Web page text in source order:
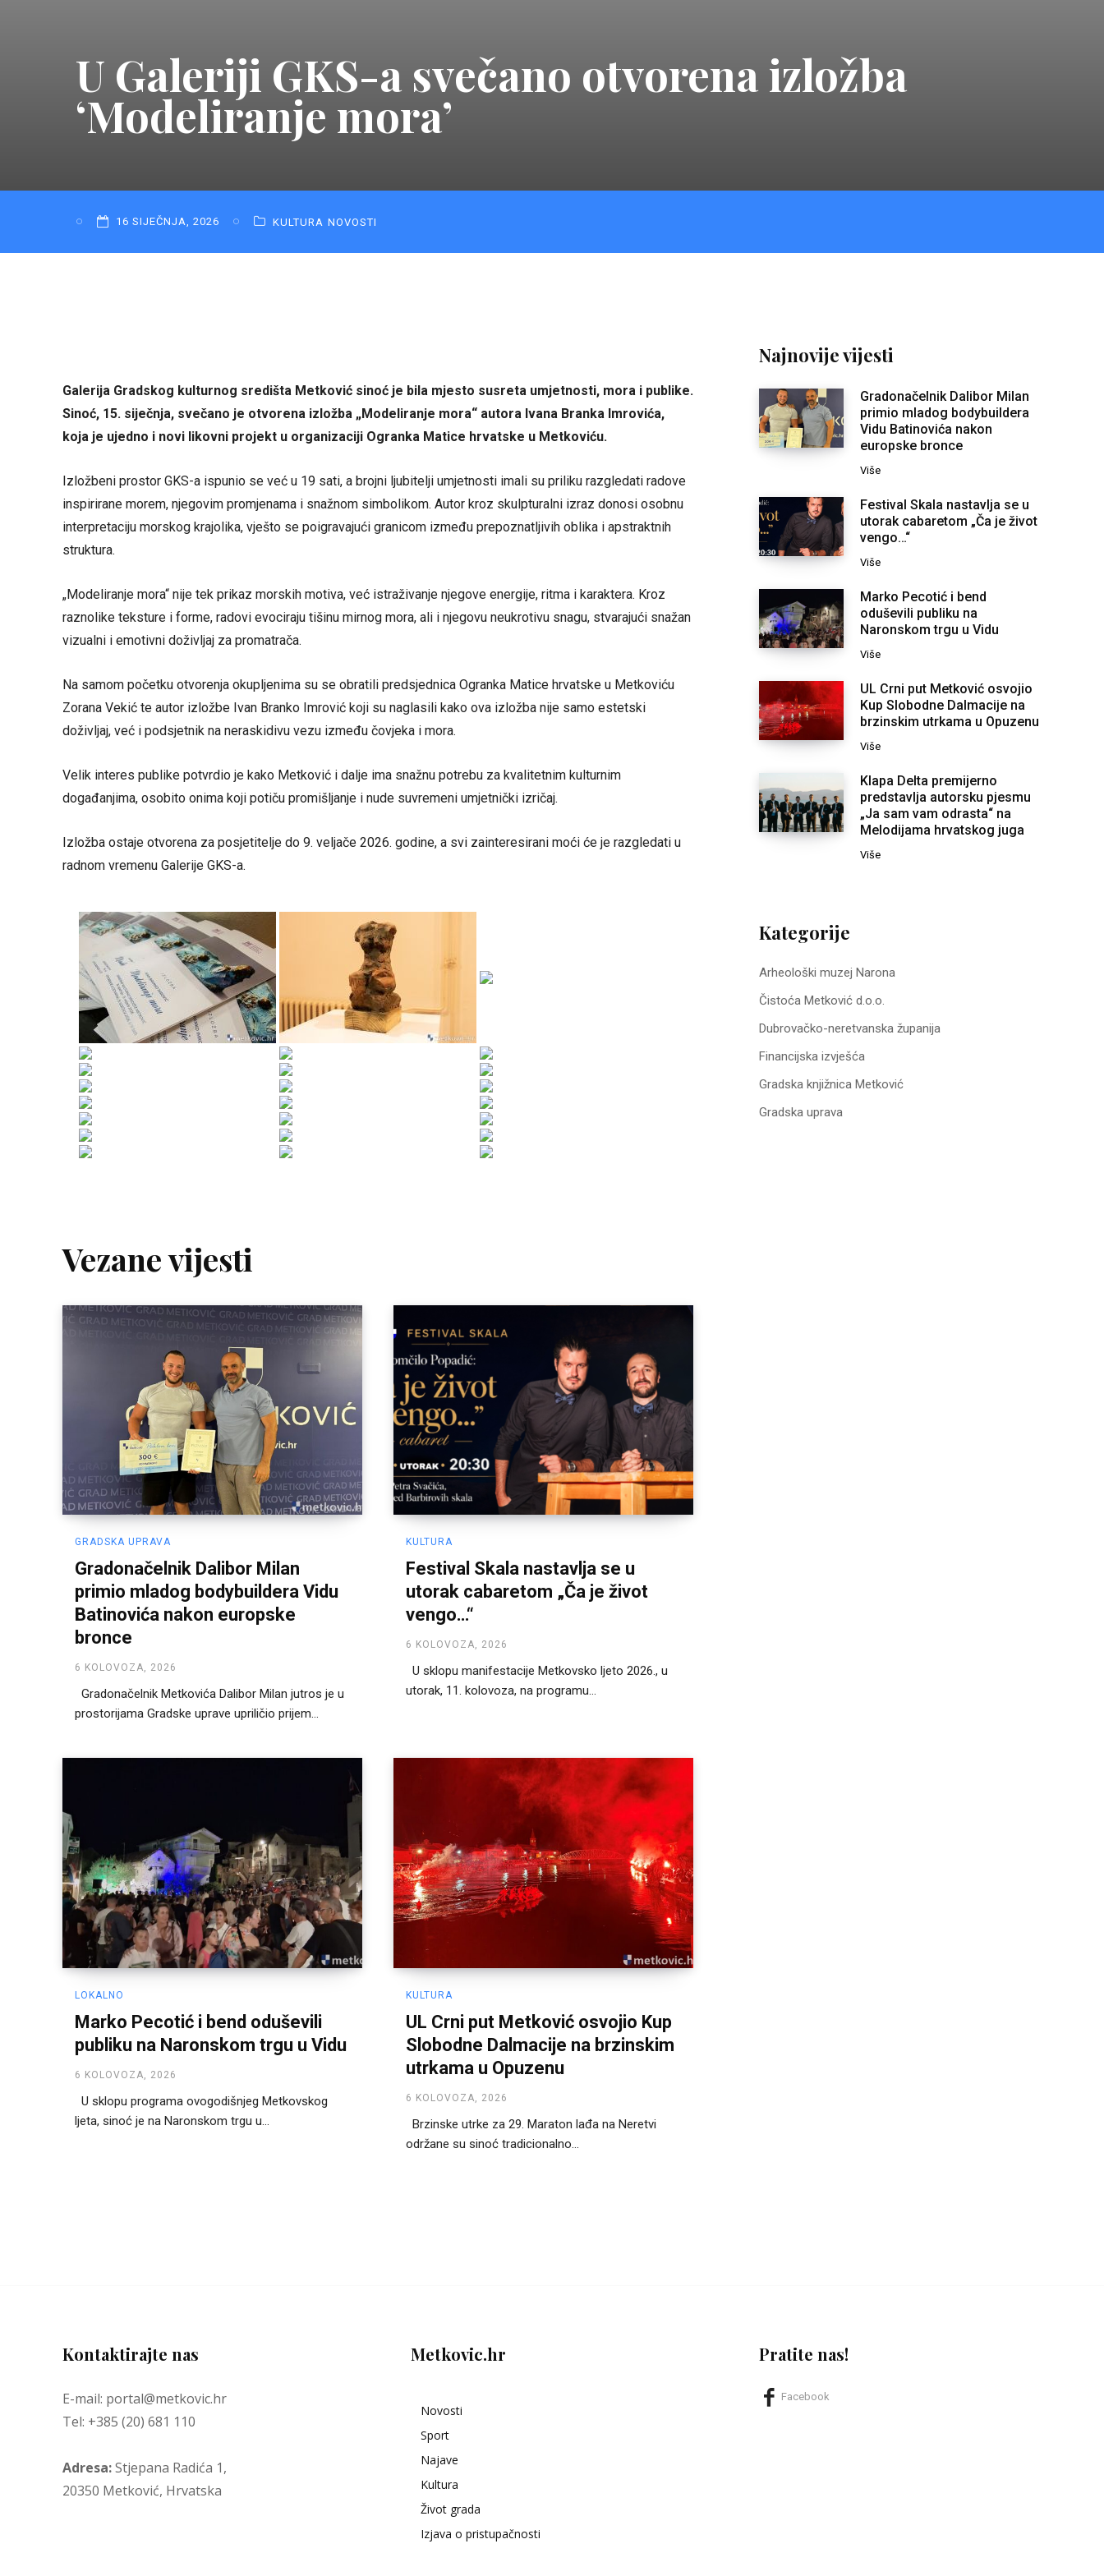
U Galeriji GKS-a svečano otvorena izložba
‘Modeliranje mora’
16 SIJEČNJA, 2026 KULTURA NOVOSTI
Galerija Gradskog kulturnog središta Metković sinoć je bila mjesto susreta umjetnosti, mora i publike.
Sinoć, 15. siječnja, svečano je otvorena izložba „Modeliranje mora“ autora Ivana Branka Imrovića,
koja je ujedno i novi likovni projekt u organizaciji Ogranka Matice hrvatske u Metkoviću.
Izložbeni prostor GKS-a ispunio se već u 19 sati, a brojni ljubitelji umjetnosti imali su priliku razgledati radove
inspirirane morem, njegovim promjenama i snažnom simbolikom. Autor kroz skulpturalni izraz donosi osobnu
interpretaciju morskog krajolika, vješto se poigravajući granicom između prepoznatljivih oblika i apstraktnih
struktura.
„Modeliranje mora“ nije tek prikaz morskih motiva, već istraživanje njegove energije, ritma i karaktera. Kroz
raznolike teksture i forme, radovi evociraju tišinu mirnog mora, ali i njegovu neukrotivu snagu, stvarajući snažan
vizualni i emotivni doživljaj za promatrača.
Na samom početku otvorenja okupljenima su se obratili predsjednica Ogranka Matice hrvatske u Metkoviću
Zorana Vekić te autor izložbe Ivan Branko Imrović koji su naglasili kako ova izložba nije samo estetski
doživljaj, već i podsjetnik na neraskidivu vezu između čovjeka i mora.
Velik interes publike potvrdio je kako Metković i dalje ima snažnu potrebu za kvalitetnim kulturnim
događanjima, osobito onima koji potiču promišljanje i nude suvremeni umjetnički izričaj.
Izložba ostaje otvorena za posjetitelje do 9. veljače 2026. godine, a svi zainteresirani moći će je razgledati u
radnom vremenu Galerije GKS-a.
Vezane vijesti
GRADSKA UPRAVA
Gradonačelnik Dalibor Milan
primio mladog bodybuildera Vidu
Batinovića nakon europske
bronce
6 KOLOVOZA, 2026
Gradonačelnik Metkovića Dalibor Milan jutros je u
prostorijama Gradske uprave upriličio prijem...
KULTURA
Festival Skala nastavlja se u
utorak cabaretom „Ča je život
vengo…“
6 KOLOVOZA, 2026
utorak, 11. kolovoza, na programu...
LOKALNO
Marko Pecotić i bend oduševili
publiku na Naronskom trgu u Vidu
6 KOLOVOZA, 2026
U sklopu programa ovogodišnjeg Metkovskog
ljeta, sinoć je na Naronskom trgu u...
KULTURA
UL Crni put Metković osvojio Kup
Slobodne Dalmacije na brzinskim
utrkama u Opuzenu
6 KOLOVOZA, 2026
Brzinske utrke za 29. Maraton lađa na Neretvi
održane su sinoć tradicionalno...
Najnovije vijesti
Gradonačelnik Dalibor Milan
primio mladog bodybuildera
Vidu Batinovića nakon
europske bronce
Više
Festival Skala nastavlja se u
utorak cabaretom „Ča je život
vengo…“
Više
Marko Pecotić i bend
oduševili publiku na
Naronskom trgu u Vidu
Više
UL Crni put Metković osvojio
Kup Slobodne Dalmacije na
brzinskim utrkama u Opuzenu
Više
Klapa Delta premijerno
predstavlja autorsku pjesmu
„Ja sam vam odrasta“ na
Melodijama hrvatskog juga
Više
Kategorije
Arheološki muzej Narona
Čistoća Metković d.o.o.
Dubrovačko-neretvanska županija
Financijska izvješća
Gradska knjižnica Metković
Gradska uprava
Kontaktirajte nas
E-mail: portal@metkovic.hr
Tel: +385 (20) 681 110
Adresa:Stjepana Radića 1,
20350 Metković, Hrvatska
Metkovic.hr
Novosti
Sport
Najave
Kultura
Život grada
Izjava o pristupačnosti
Pratite nas!
Facebook